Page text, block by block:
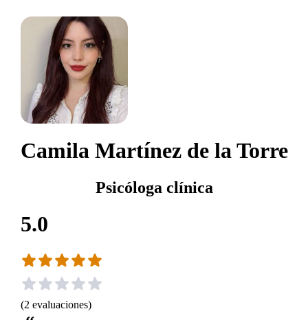
Camila Martínez de la Torre
Psicóloga clínica
5.0
(2 evaluaciones)